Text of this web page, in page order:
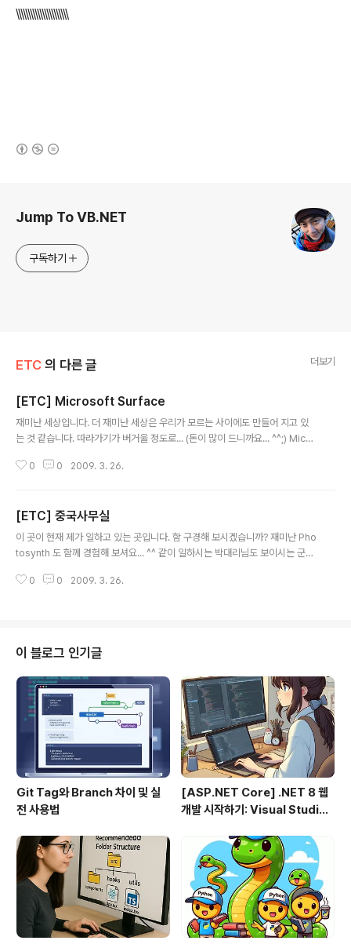
\\\\\\\\\\\\\\\\\\\\\\
Jump To VB.NET
구독하기
ETC 의 다른 글 더보기
[ETC] Microsoft Surface
재미난 세상입니다. 더 재미난 세상은 우리가 모르는 사이에도 만들어 지고 있
는 것 같습니다. 따라가기가 버거울 정도로... (돈이 많이 드니까요... ^^;) Micro
내용인데요... 한번 보시면... 반하실 겁니다. 내 책상을, 우리집 거실의 탁자를 S
단하다는 생각도 들고요... ^^ 보십쇼... 행복한 고수되셔요... woojja ))*
\\\\\\\\\\\\\\\\\\\\\\\\\\
0 0 2009. 3. 26.
[ETC] 중국사무실
이 곳이 현재 제가 일하고 있는 곳입니다. 함 구경해 보시겠습니까? 재미난 Pho
tosynth 도 함께 경험해 보셔요... ^^ 같이 일하시는 박대리님도 보이시는 군
약 그렇다면 관계자께서는 말씀해 주셔요... 행복한 고수되셔요... woojja ))*
0 0 2009. 3. 26.
이 블로그 인기글
Git Tag와 Branch 차이 및 실
전 사용법
[ASP.NET Core] .NET 8 웹
개발 시작하기: Visual Studio
로젝트 만들기 (1편)